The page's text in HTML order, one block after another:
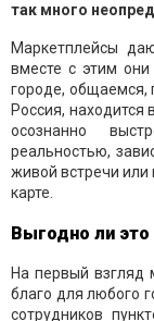
так много
Маркетплейсы
вместе с этим
городе, общаемся,
Россия, находится
осознанно
реальностью,
живой встречи или
карте.
Выгодно ли
На первый взгляд
благо для любого
сотрудников